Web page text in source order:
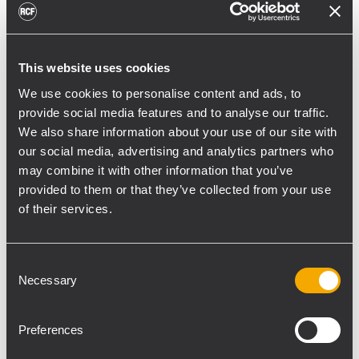
This website uses cookies
We use cookies to personalise content and ads, to
provide social media features and to analyse our traffic.
We also share information about your use of our site with
our social media, advertising and analytics partners who
may combine it with other information that you’ve
provided to them or that they’ve collected from your use
of their services.
Selection
Necessary
Preferences
dos HDL 30-A a cada lado, se suspendieron
utilizando un único motor CM con una
plataforma móvil con cuatro módulos HDL
50-A o HDL 30-A permitió una instalación
rápida y sencilla con solo dos personas. Los
veinte subwoofers SUB 9006-AS se
instalaron en la parte frontal del escenario
en dos filas de diez subwoofers cada una.
Su colocación en curva end-fire aseguró
graves hacia el escenario. Las dos torres de
retardo se colocaron a 80 metros de la PA
principal. Cada una contaba con un array de
8 módulos HDL 30-A, suspendidos con un